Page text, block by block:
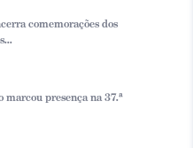
comemorações dos
presença na 37.ª